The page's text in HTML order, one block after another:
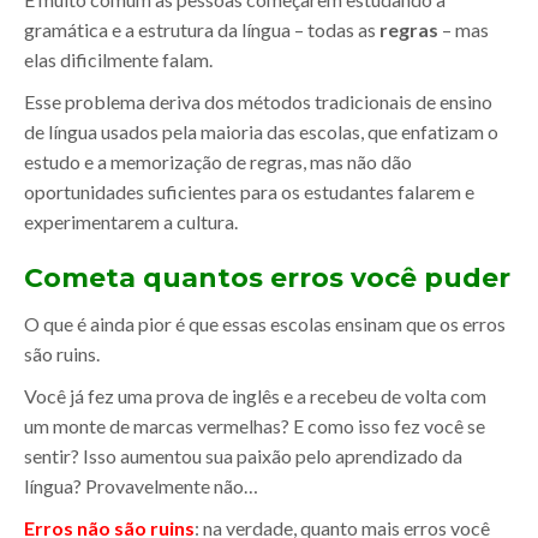
gramática e a estrutura da língua – todas as regras – mas
elas dificilmente falam.
Esse problema deriva dos métodos tradicionais de ensino
de língua usados pela maioria das escolas, que enfatizam o
estudo e a memorização de regras, mas não dão
oportunidades suficientes para os estudantes falarem e
experimentarem a cultura.
Cometa quantos erros você puder
O que é ainda pior é que essas escolas ensinam que os erros
são ruins.
Você já fez uma prova de inglês e a recebeu de volta com
um monte de marcas vermelhas? E como isso fez você se
sentir? Isso aumentou sua paixão pelo aprendizado da
língua? Provavelmente não…
Erros não são ruins: na verdade, quanto mais erros você